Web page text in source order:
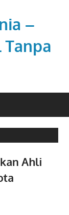
–
Ahli